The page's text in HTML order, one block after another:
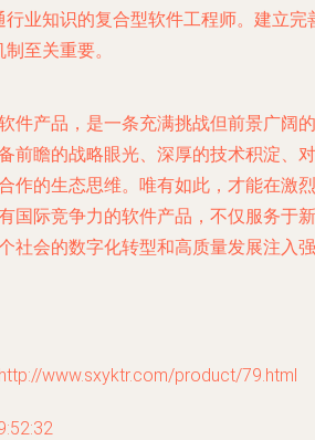
行业知识的复合型软件工程师。建立完
至关重要。
件产品，是一条充满挑战但前景广阔的
前瞻的战略眼光、深厚的技术积淀、对
作的生态思维。唯有如此，才能在激烈
国际竞争力的软件产品，不仅服务于新
社会的数字化转型和高质量发展注入强
www.sxyktr.com/product/79.html